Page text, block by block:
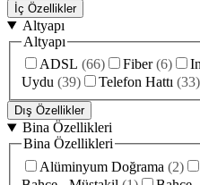
İç Özellikler
Altyapı
Altyapı
ADSL (66) Fiber (6)
Uydu (39) Telefon Hattı (33)
Dış Özellikler
Bina Özellikleri
Bina Özellikleri
Alüminyum Doğrama (2)